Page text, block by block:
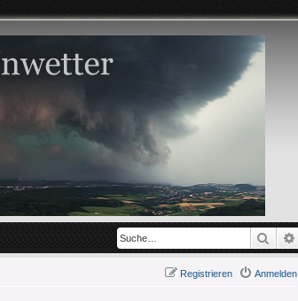
Suche
Anmelden
Registrieren